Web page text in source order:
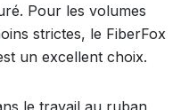
Pour les volumes
strictes, le FiberFox
un excellent choix.
le travail au ruban,